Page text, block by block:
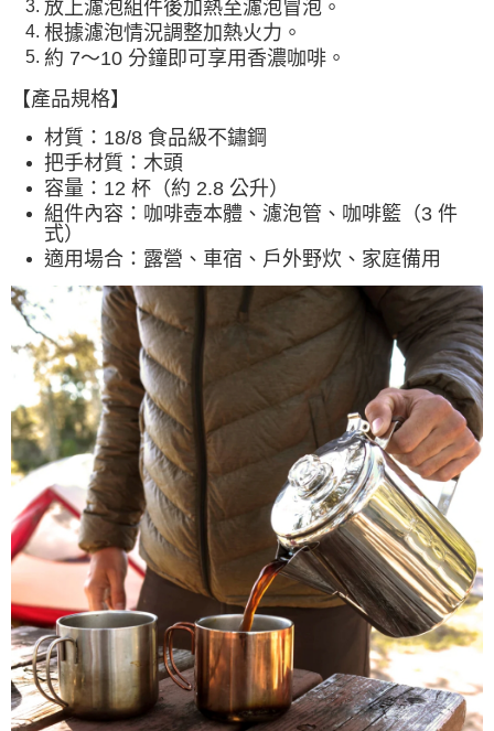
放上濾泡組件後加熱至濾泡冒泡。
根據濾泡情況調整加熱火力。
約 7～10 分鐘即可享用香濃咖啡。
【產品規格】
材質：18/8 食品級不鏽鋼
把手材質：木頭
容量：12 杯（約 2.8 公升）
組件內容：咖啡壺本體、濾泡管、咖啡籃（3 件
式）
適用場合：露營、車宿、戶外野炊、家庭備用